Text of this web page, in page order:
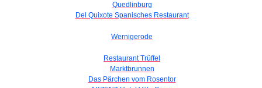
Quedlinburg
Del Quixote Spanisches Restaurant
Wernigerode
Restaurant Trüffel
Marktbrunnen
Das Pärchen vom Rosentor